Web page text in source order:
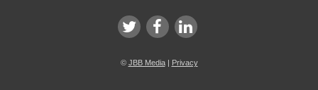
© JBB Media| Privacy